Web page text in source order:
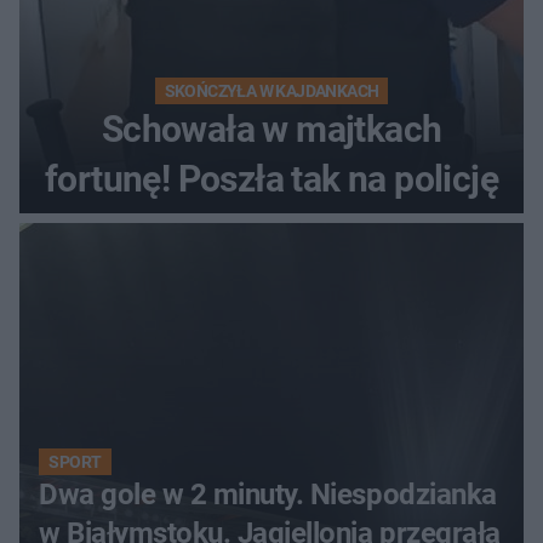
SKOŃCZYŁA W KAJDANKACH
Schowała w majtkach
fortunę! Poszła tak na policję
SPORT
Dwa gole w 2 minuty. Niespodzianka
w Białymstoku. Jagiellonia przegrała